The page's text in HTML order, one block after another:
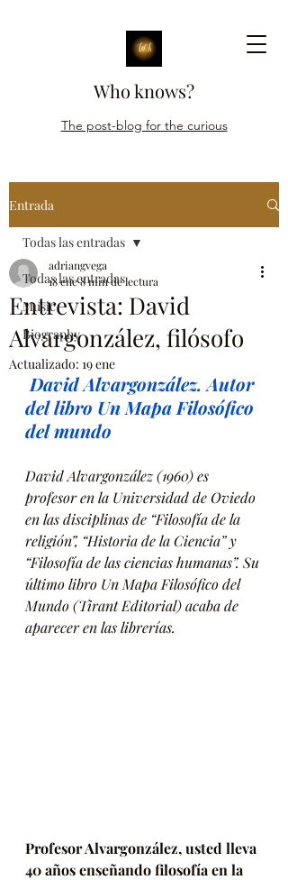
Who knows?
The post-blog for the curious
Entrada
Todas las entradas
Music
Biography
Todas las entradas
Entrevista: David
Alvargonzález, filósofo
adriangvega
18 ene8 min de lectura
Actualizado: 19 ene
del libro Un Mapa Filosófico
del mundo
David Alvargonzález (1960) es
profesor en la Universidad de Oviedo
en las disciplinas de “Filosofía de la
religión”, “Historia de la Ciencia” y
“Filosofía de las ciencias humanas”. Su
último libro Un Mapa Filosófico del
Mundo (Tirant Editorial) acaba de
aparecer en las librerías.
Profesor Alvargonzález, usted lleva
40 años enseñando filosofía en la